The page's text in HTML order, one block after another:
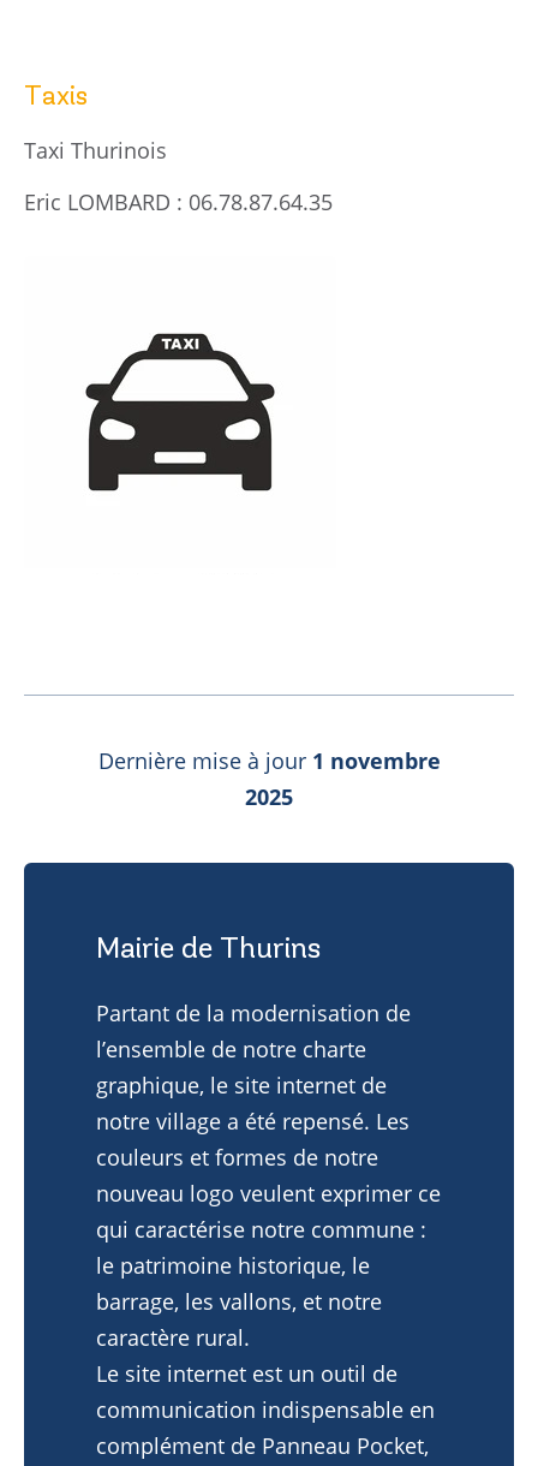
Taxis
Taxi Thurinois
Eric LOMBARD : 06.78.87.64.35
Dernière mise à jour 1 novembre
2025
Mairie de Thurins
Partant de la modernisation de
l’ensemble de notre charte
graphique, le site internet de
notre village a été repensé. Les
couleurs et formes de notre
nouveau logo veulent exprimer ce
qui caractérise notre commune :
le patrimoine historique, le
barrage, les vallons, et notre
caractère rural.
Le site internet est un outil de
communication indispensable en
complément de Panneau Pocket,